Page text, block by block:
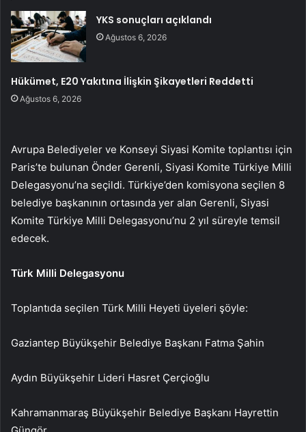
YKS sonuçları açıklandı
Ağustos 6, 2026
Hükümet, E20 Yakıtına İlişkin Şikayetleri Reddetti
Ağustos 6, 2026
Avrupa Belediyeler ve Konseyi Siyasi Komite toplantısı için
Paris’te bulunan Önder Gerenli, Siyasi Komite Türkiye Milli
Delegasyonu’na seçildi. Türkiye’den komisyona seçilen 8
belediye başkanının ortasında yer alan Gerenli, Siyasi
Komite Türkiye Milli Delegasyonu’nu 2 yıl süreyle temsil
edecek.
Türk Milli Delegasyonu
Toplantıda seçilen Türk Milli Heyeti üyeleri şöyle:
Gaziantep Büyükşehir Belediye Başkanı Fatma Şahin
Aydın Büyükşehir Lideri Hasret Çerçioğlu
Kahramanmaraş Büyükşehir Belediye Başkanı Hayrettin